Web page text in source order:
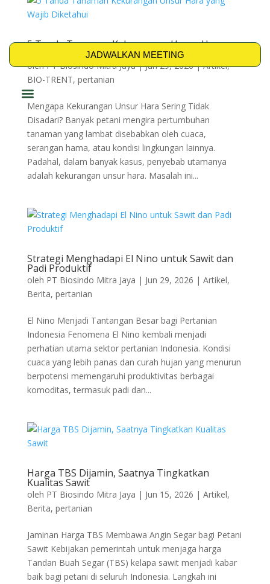
JADWALKAN MEETING
5 Tanda Tanaman Kekurangan Unsur Hara
yang Wajib Diketahui
olehPT Biosindo Mitra Jaya|Jun 29, 2026|Artikel,
BIO-TRENT, pertanian
Mengapa Kekurangan Unsur Hara Sering Tidak
Disadari? Banyak petani mengira pertumbuhan
tanaman yang lambat disebabkan oleh cuaca,
serangan hama, atau kondisi lingkungan lainnya.
Padahal, dalam banyak kasus, penyebab utamanya
adalah kekurangan unsur hara. Masalah ini...
Strategi Menghadapi El Nino untuk Sawit dan
Padi Produktif
oleh PT Biosindo Mitra Jaya | Jun 29, 2026 | Artikel,
Berita, pertanian
El Nino Menjadi Tantangan Besar bagi Pertanian
Indonesia Fenomena El Nino kembali menjadi
perhatian utama sektor pertanian Indonesia. Kondisi
cuaca yang lebih panas dan curah hujan yang menurun
berpotensi memengaruhi produktivitas berbagai
komoditas, termasuk padi dan...
Harga TBS Dijamin, Saatnya Tingkatkan
Kualitas Sawit
oleh PT Biosindo Mitra Jaya | Jun 15, 2026 | Artikel,
Berita, pertanian
Jaminan Harga TBS Membawa Angin Segar bagi Petani
Sawit Kebijakan pemerintah untuk menjaga harga
Tandan Buah Segar (TBS) kelapa sawit menjadi kabar
baik bagi petani di seluruh Indonesia. Langkah ini